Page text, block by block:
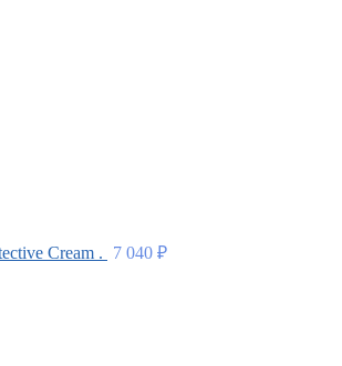
Cream . 7 040 ₽